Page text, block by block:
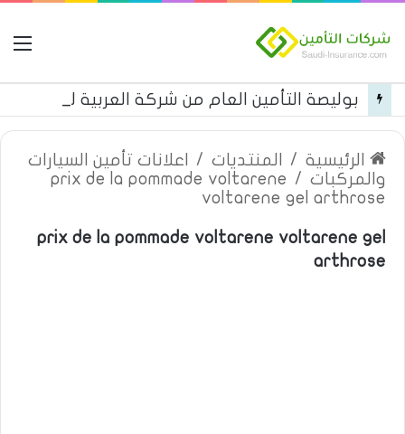
الرئيسية / المنتديات /
اعلانات تأمين السيارات
والمركبات /
prix de la pommade voltarene
voltarene gel arthrose
prix de la pommade voltarene voltarene gel
arthrose